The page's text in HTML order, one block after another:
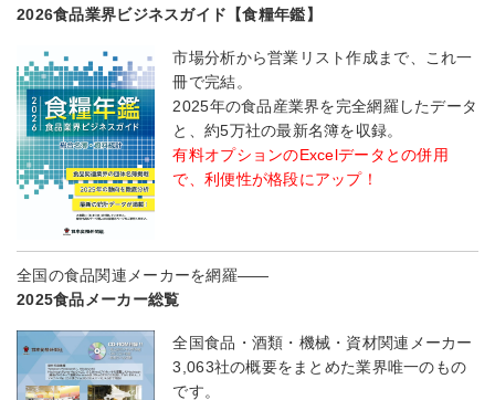
2026食品業界ビジネスガイド【食糧年鑑】
市場分析から営業リスト作成まで、これ一
冊で完結。
2025年の食品産業界を完全網羅したデータ
と、約5万社の最新名簿を収録。
有料オプションのExcelデータとの併用
で、利便性が格段にアップ！
全国の食品関連メーカーを網羅――
2025食品メーカー総覧
全国食品・酒類・機械・資材関連メーカー
3,063社の概要をまとめた業界唯一のもの
です。